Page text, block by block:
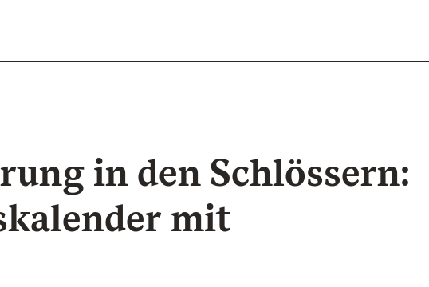
in den Schlössern:
mit